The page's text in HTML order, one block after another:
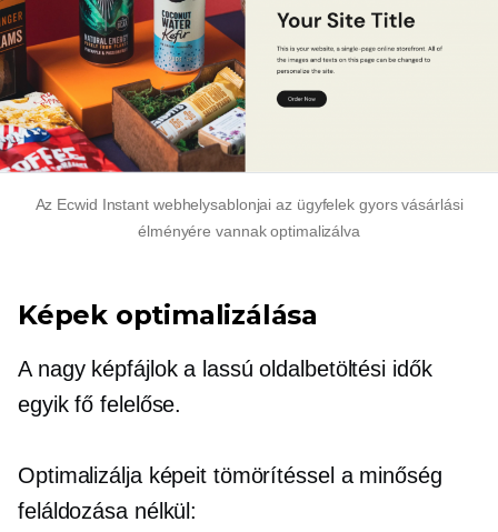
Az Ecwid Instant webhelysablonjai az ügyfelek gyors vásárlási
élményére vannak optimalizálva
Képek optimalizálása
A nagy képfájlok a lassú oldalbetöltési idők
egyik fő felelőse.
Optimalizálja képeit tömörítéssel a minőség
feláldozása nélkül: